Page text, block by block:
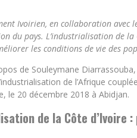
Ivoirien, en collaboration avec
du pays. L’industrialisation de
les conditions de vie des
de Souleymane
de l’Afrique
le 20 décembre 2018 à Abidjan.
de la Côte